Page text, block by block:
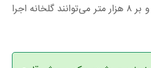
هم تبدیل بکنند به اون دور و بر ۸ هزار متر می‌توانند گلخانه اجرا